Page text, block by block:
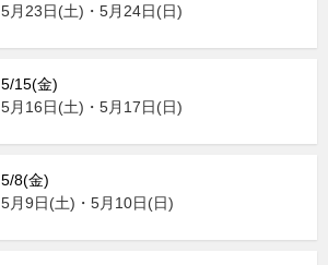
5月23日(土)・5月24日(日)
5/15(金)
5月16日(土)・5月17日(日)
5/8(金)
5月9日(土)・5月10日(日)